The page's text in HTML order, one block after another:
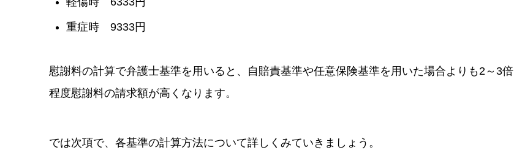
重症時 9333円
慰謝料の計算で弁護士基準を用いると、自賠責基準や任意保険基準を用いた場合よりも2～3倍
程度慰謝料の請求額が高くなります。
では次項で、各基準の計算方法について詳しくみていきましょう。